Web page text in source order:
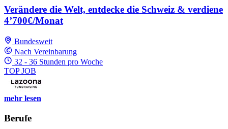
Verändere die Welt, entdecke die Schweiz & verdiene
4’700€/Monat
Bundesweit
Nach Vereinbarung
32 - 36 Stunden pro Woche
TOP JOB
mehr lesen
Berufe